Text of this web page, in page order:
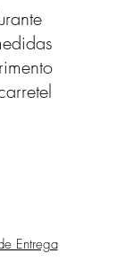
Entrega